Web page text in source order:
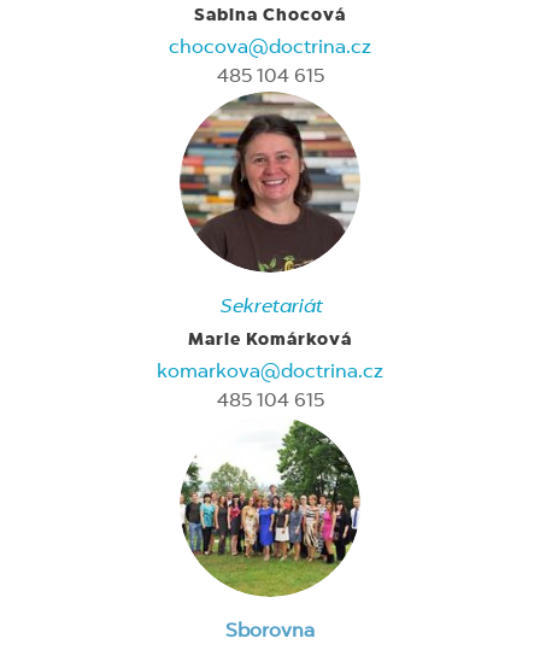
Sabina Chocová
chocova@doctrina.cz
485 104 615
Sekretariát
Marie Komárková
komarkova@doctrina.cz
485 104 615
Sborovna